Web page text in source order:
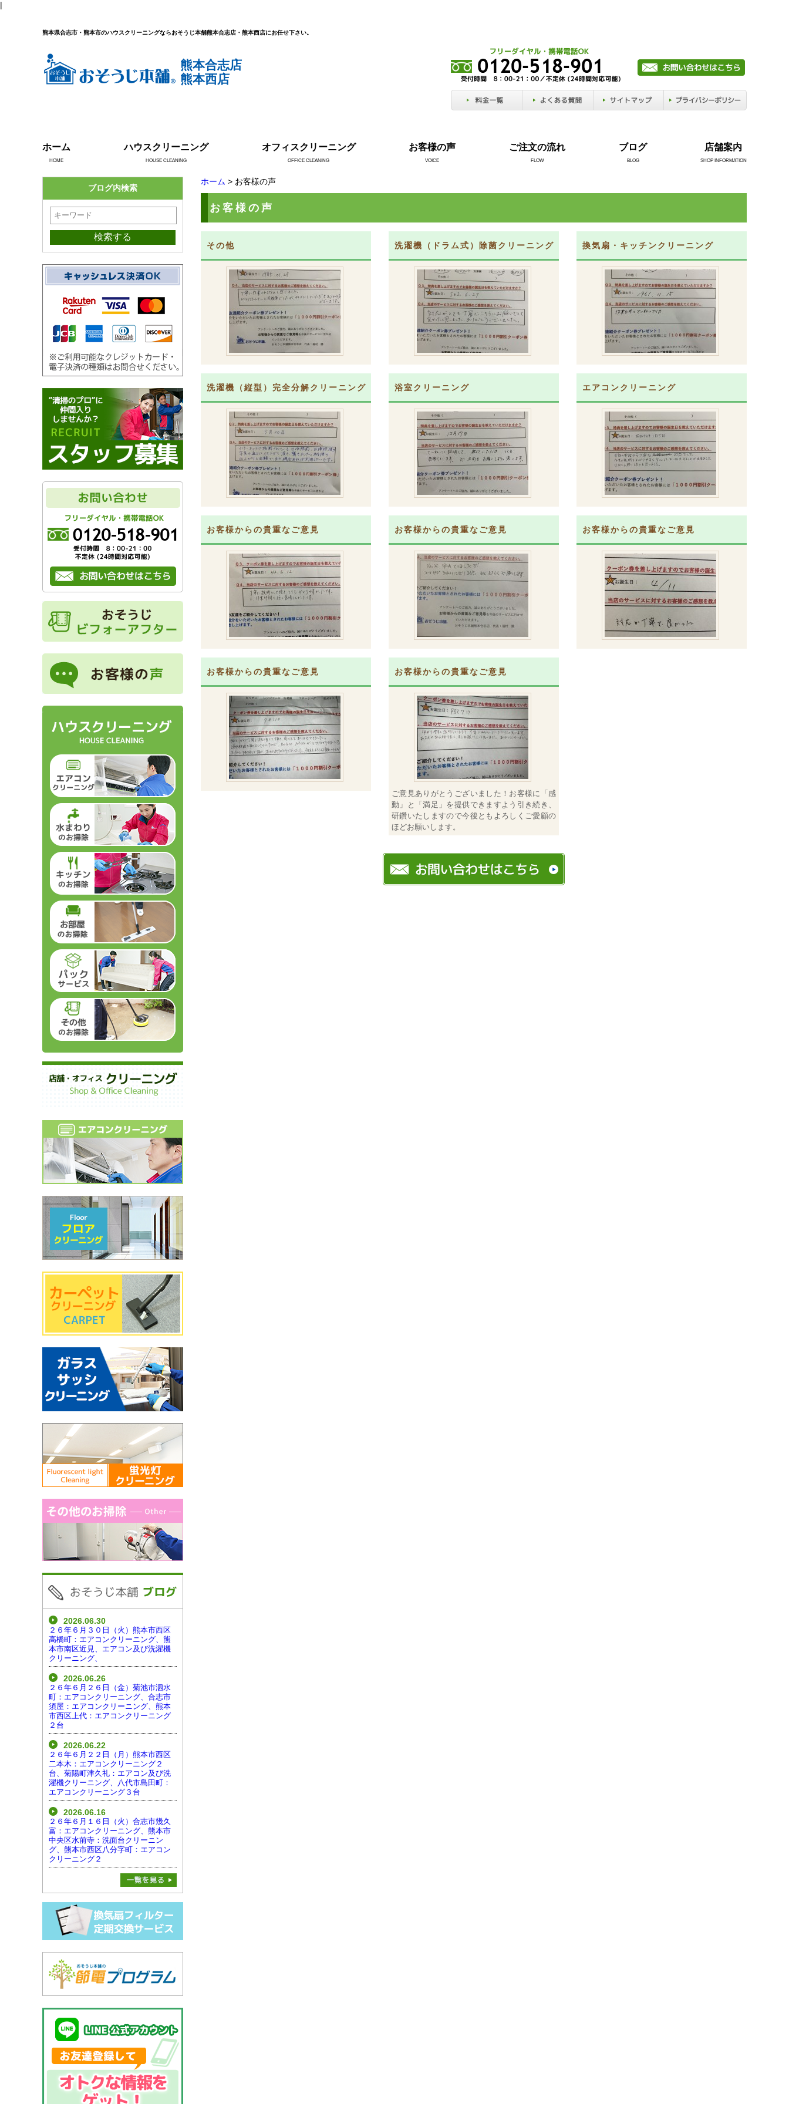
|
熊本県合志市・熊本市のハウスクリーニングならおそうじ本舗熊本合志店・熊本西店にお任せ下さい。
熊本合志店
熊本西店
ホーム
HOME
ハウスクリーニング
HOUSE CLEANING
オフィスクリーニング
OFFICE CLEANING
お客様の声
VOICE
ご注文の流れ
FLOW
ブログ
BLOG
店舗案内
SHOP INFORMATION
ホーム > お客様の声
お客様の声
その他 洗濯機（ドラム式）除菌クリーニング 換気扇・キッチンクリーニング
洗濯機（縦型）完全分解クリーニング 浴室クリーニング エアコンクリーニング
お客様からの貴重なご意見 お客様からの貴重なご意見 お客様からの貴重なご意見
お客様からの貴重なご意見 お客様からの貴重なご意見
ご意見ありがとうございました！お客様に「感
動」と「満足」を提供できますよう引き続き、
研鑽いたしますので今後ともよろしくご愛顧の
ほどお願いします。
ブログ内検索
2026.06.30
２６年６月３０日（火）熊本市西区
高橋町：エアコンクリーニング、熊
本市南区近見、エアコン及び洗濯機
クリーニング、
2026.06.26
２６年６月２６日（金）菊池市泗水
町：エアコンクリーニング、合志市
須屋：エアコンクリーニング、熊本
市西区上代：エアコンクリーニング
２台
2026.06.22
２６年６月２２日（月）熊本市西区
二本木：エアコンクリーニング２
台、菊陽町津久礼：エアコン及び洗
濯機クリーニング、八代市島田町：
エアコンクリーニング３台
2026.06.16
２６年６月１６日（火）合志市幾久
富：エアコンクリーニング、熊本市
中央区水前寺：洗面台クリーニン
グ、熊本市西区八分字町：エアコン
クリーニング２